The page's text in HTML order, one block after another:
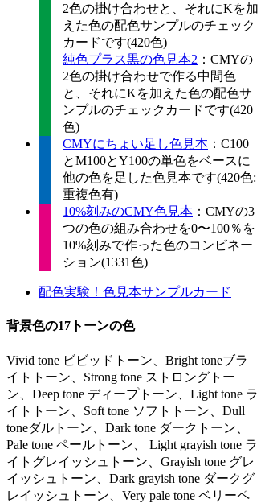
2色の掛け合わせと、それにKを加
えた色の配色サンプルのチェック
カードです(420色)
純色プラス黒の色見本2 ：CMYの
2色の掛け合わせで作る中間色
と、それにKを加えた色の配色サ
ンプルのチェックカードです(420
色)
CMYにちょい足し色見本 ：C100
とM100とY100の単色をベースに
他の色を足した色見本です(420色:
重複色有)
10%刻みのCMY色見本 ：CMYの3
つの色の組み合わせを0〜100％を
10%刻みで作った色のコンビネー
ション(1331色)
配色実験！色見本サンプルカード
背景色の17トーンの色
Vivid tone ビビッドトーン、Bright toneブラ
イトトーン、Strong tone ストロングトー
ン、Deep tone ディープトーン、Light tone ラ
イトトーン、Soft tone ソフトトーン、Dull
toneダルトーン、Dark tone ダークトーン、
Pale tone ペールトーン、 Light grayish tone ラ
イトグレイッシュトーン、Grayish tone グレ
イッシュトーン、Dark grayish tone ダークグ
レイッシュトーン、Very pale tone ベリーペ